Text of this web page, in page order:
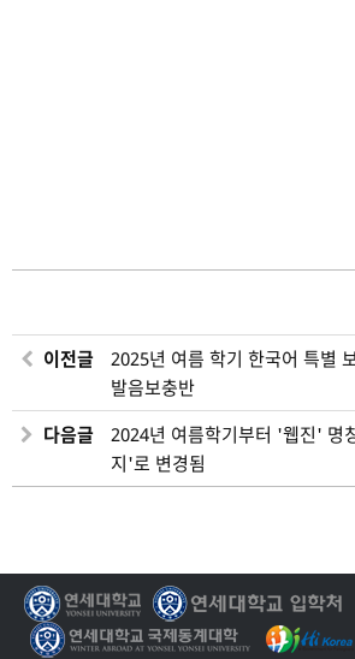
이전글
2025년 여름 학기 한국어 특별
발음보충반
다음글
2024년 여름학기부터 '웹진' 명
지'로 변경됨